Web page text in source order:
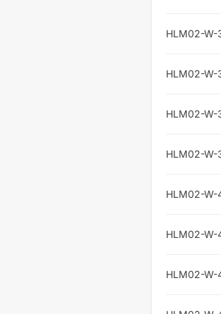
HLM02-W-
HLM02-W-
HLM02-W-
HLM02-W-
HLM02-W-
HLM02-W-
HLM02-W-